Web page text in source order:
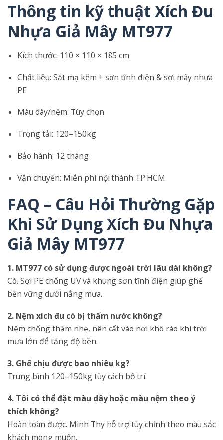
Thông tin kỹ thuật Xích Đu
Nhựa Giả Mây MT977
Kích thước: 110 × 110 × 185 cm
Chất liệu: Sắt mạ kẽm + sơn tĩnh điện & sợi mây nhựa
PE
Màu dây/nệm: Tùy chọn
Trọng tải: 120–150kg
Bảo hành: 12 tháng
Vận chuyển: Miễn phí nội thành TP.HCM
FAQ – Câu Hỏi Thường Gặp
Khi Sử Dụng Xích Đu Nhựa
Giả Mây MT977
1. MT977 có sử dụng được ngoài trời lâu dài không?
Có. Sợi PE chống UV và khung sơn tĩnh điện giúp ghế
bền vững dưới nắng mưa.
2. Nệm xích đu có bị thấm nước không?
Nệm chống thấm nhẹ, nên cất vào nơi khô ráo khi trời
mưa lớn để tăng độ bền.
3. Ghế chịu được bao nhiêu kg?
Trung bình 120–150kg tùy cách bố trí.
4. Tôi có thể đặt màu dây hoặc màu nệm theo ý
thích không?
Hoàn toàn được. Minh Thy hỗ trợ tùy chỉnh theo màu sắc
khách mong muốn.